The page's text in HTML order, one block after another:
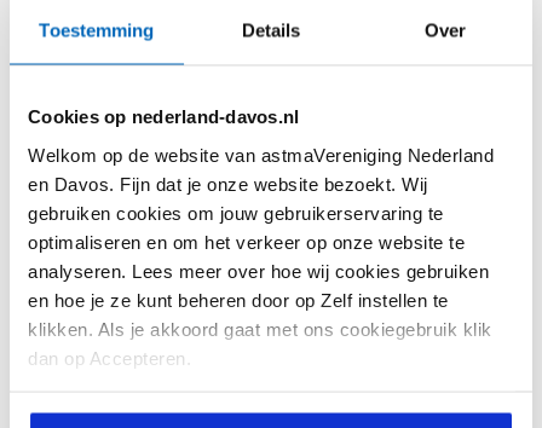
Toestemming Details Over
Cookies op nederland-davos.nl
Welkom op de website van astmaVereniging Nederland
en Davos. Fijn dat je onze website bezoekt. Wij
gebruiken cookies om jouw gebruikerservaring te
optimaliseren en om het verkeer op onze website te
analyseren. Lees meer over hoe wij cookies gebruiken
en hoe je ze kunt beheren door op Zelf instellen te
klikken. Als je akkoord gaat met ons cookiegebruik klik
dan op Accepteren.
Astma en allergie zijn hetzelfde. Feit of
Veel mensen met astma hebben te
maken met een of meerdere
allergieën. Een allergie...
Lees meer